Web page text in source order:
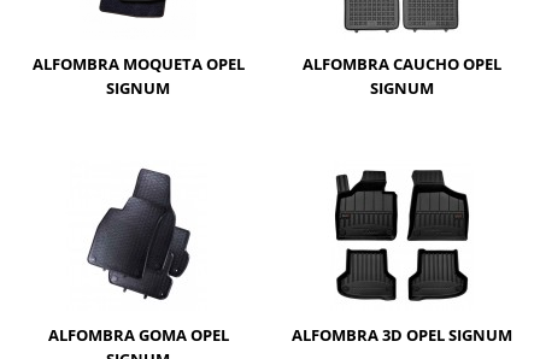
ALFOMBRA MOQUETA OPEL
SIGNUM
ALFOMBRA CAUCHO OPEL
SIGNUM
ALFOMBRA GOMA OPEL
ALFOMBRA 3D OPEL SIGNUM